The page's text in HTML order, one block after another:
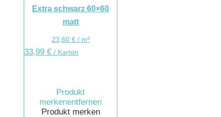
Extra schwarz 60×60
matt
23,60 €/ m²
33,99 € / Karton
Produkt
merkenentfernen
Produkt merken